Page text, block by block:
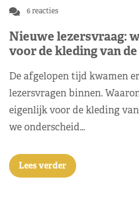
6 reacties
Nieuwe lezersvraag:
voor de kleding van
De afgelopen tijd kwamen
lezersvragen binnen.
eigenlijk voor de kleding
we onderscheid…
Lees verder